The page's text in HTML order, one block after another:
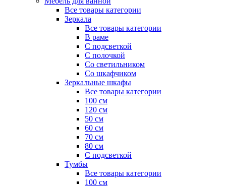
Все товары категории
Зеркала
Все товары категории
В раме
С подсветкой
С полочкой
Со светильником
Со шкафчиком
Зеркальные шкафы
Все товары категории
100 см
120 см
50 см
60 см
70 см
80 см
С подсветкой
Тумбы
Все товары категории
100 см